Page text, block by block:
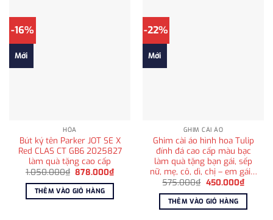
-16%
Mới
HỎA
Bút ký tên Parker JOT SE X
Red CLAS CT GB6 2025827
làm quà tặng cao cấp
1.050.000₫ Giá
là:
1.050.000₫.
878.000₫Giá
hiện
878.000₫.
THÊM VÀO GIỎ HÀNG
-22%
Mới
GHIM CÀI ÁO
Ghim cài áo hình hoa Tulip
đính đá cao cấp màu bạc
làm quà tặng bạn gái, sếp
nữ, mẹ, cô, dì, chị – em gái…
575.000₫ Giá
là:
575.000₫.
450.000₫Giá
hiện
tại
THÊM VÀO GIỎ HÀNG